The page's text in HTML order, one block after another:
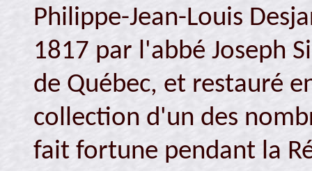
Philippe-Jean-Louis
1817 par l'abbé Joseph
de Québec, et restauré
collection d'un des
fait fortune pendant la